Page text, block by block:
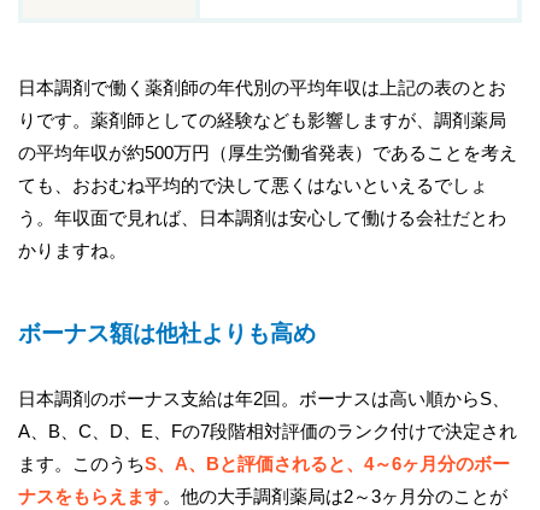
日本調剤で働く薬剤師の年代別の平均年収は上記の表のとお
りです。薬剤師としての経験なども影響しますが、調剤薬局
の平均年収が約500万円（厚生労働省発表）であることを考え
ても、おおむね平均的で決して悪くはないといえるでしょ
う。年収面で見れば、日本調剤は安心して働ける会社だとわ
かりますね。
ボーナス額は他社よりも高め
日本調剤のボーナス支給は年2回。ボーナスは高い順からS、
A、B、C、D、E、Fの7段階相対評価のランク付けで決定され
ます。このうちS、A、Bと評価されると、4～6ヶ月分のボー
ナスをもらえます。他の大手調剤薬局は2～3ヶ月分のことが